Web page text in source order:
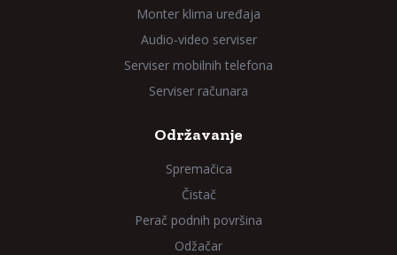
Monter klima uređaja
Audio-video serviser
Serviser mobilnih telefona
Serviser računara
Održavanje
Spremačica
Čistač
Perač podnih površina
Odžačar